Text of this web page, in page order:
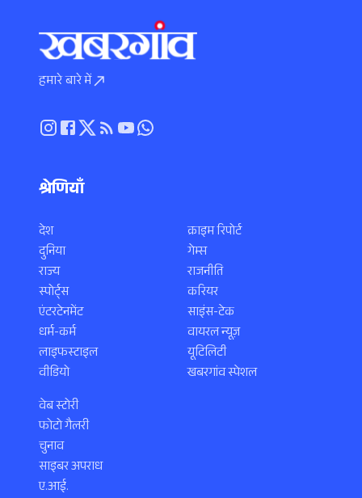
हमारे बारे में
श्रेणियाँ
देश
दुनिया
राज्य
स्पोर्ट्स
एंटरटेनमेंट
धर्म-कर्म
लाइफस्टाइल
वीडियो
क्राइम रिपोर्ट
गेम्स
राजनीति
करियर
साइंस-टेक
वायरल न्यूज़
यूटिलिटी
खबरगांव स्पेशल
वेब स्टोरी
फोटो गैलरी
चुनाव
साइबर अपराध
ए.आई.